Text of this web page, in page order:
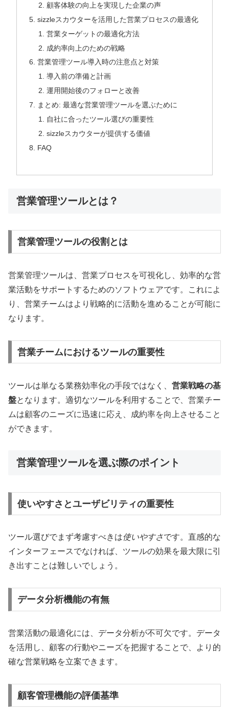
顧客体験の向上を実現した企業の声
sizzleスカウターを活用した営業プロセスの最適化
営業ターゲットの最適化方法
成約率向上のための戦略
営業管理ツール導入時の注意点と対策
導入前の準備と計画
運用開始後のフォローと改善
まとめ: 最適な営業管理ツールを選ぶために
自社に合ったツール選びの重要性
sizzleスカウターが提供する価値
FAQ
営業管理ツールとは？
営業管理ツールの役割とは
営業管理ツールは、営業プロセスを可視化し、効率的な営
業活動をサポートするためのソフトウェアです。これによ
り、営業チームはより戦略的に活動を進めることが可能に
なります。
営業チームにおけるツールの重要性
ツールは単なる業務効率化の手段ではなく、 営業戦略の基
盤となります。適切なツールを利用することで、営業チー
ムは顧客のニーズに迅速に応え、成約率を向上させること
ができます。
営業管理ツールを選ぶ際のポイント
使いやすさとユーザビリティの重要性
ツール選びでまず考慮すべきは使いやすさです。直感的な
インターフェースでなければ、ツールの効果を最大限に引
き出すことは難しいでしょう。
データ分析機能の有無
営業活動の最適化には、データ分析が不可欠です。データ
を活用し、顧客の行動やニーズを把握することで、より的
確な営業戦略を立案できます。
顧客管理機能の評価基準